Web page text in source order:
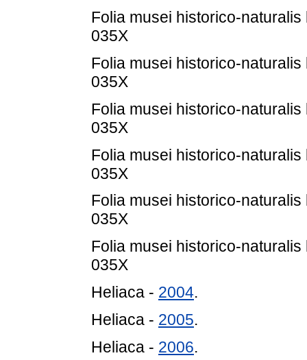
Folia musei historico-
035X
Folia musei historico-
035X
Folia musei historico-
035X
Folia musei historico-
035X
Folia musei historico-
035X
Folia musei historico-
035X
Heliaca - 2004.
Heliaca - 2005.
Heliaca - 2006.